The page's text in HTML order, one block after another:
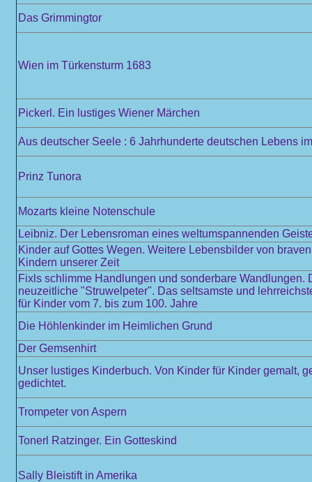
Das Grimmingtor
Wien im Türkensturm 1683
Pickerl. Ein lustiges Wiener Märchen
Aus deutscher Seele : 6 Jahrhunderte deutschen Lebens
Prinz Tunora
Mozarts kleine Notenschule
Leibniz. Der Lebensroman eines weltumspannenden
Kinder auf Gottes Wegen. Weitere Lebensbilder von
Kindern unserer Zeit
Fixls schlimme Handlungen und sonderbare Wandlungen.
neuzeitliche "Struwelpeter". Das seltsamste und
für Kinder vom 7. bis zum 100. Jahre
Die Höhlenkinder im Heimlichen Grund
Der Gemsenhirt
Unser lustiges Kinderbuch. Von Kinder für Kinder gemalt,
gedichtet.
Trompeter von Aspern
Tonerl Ratzinger. Ein Gotteskind
Sally Bleistift in Amerika